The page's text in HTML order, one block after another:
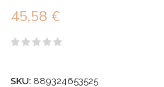
45,58 €
5
SKU: 889324653525